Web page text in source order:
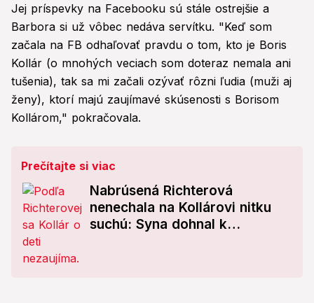
Jej príspevky na Facebooku sú stále ostrejšie a
Barbora si už vôbec nedáva servítku. "Keď som
začala na FB odhaľovať pravdu o tom, kto je Boris
Kollár (o mnohých veciach som doteraz nemala ani
tušenia), tak sa mi začali ozývať rôzni ľudia (muži aj
ženy), ktorí majú zaujímavé skúsenosti s Borisom
Kollárom," pokračovala.
Prečítajte si viac
Nabrúsená Richterová
nenechala na Kollárovi nitku
suchú: Syna dohnal k